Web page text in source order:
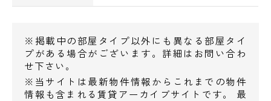
※掲載中の部屋タイプ以外にも異なる部屋タイ
プがある場合がございます。詳細はお問い合わ
せ下さい。
※当サイトは最新物件情報からこれまでの物件
情報も含まれる賃貸アーカイブサイトです。 最